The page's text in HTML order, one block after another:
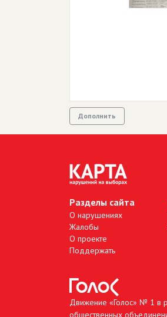
Дополнить
Разделы сайта
О нарушениях
Жалобы
О проекте
Поддержать
Движение «Голос» № 1 в
общественных